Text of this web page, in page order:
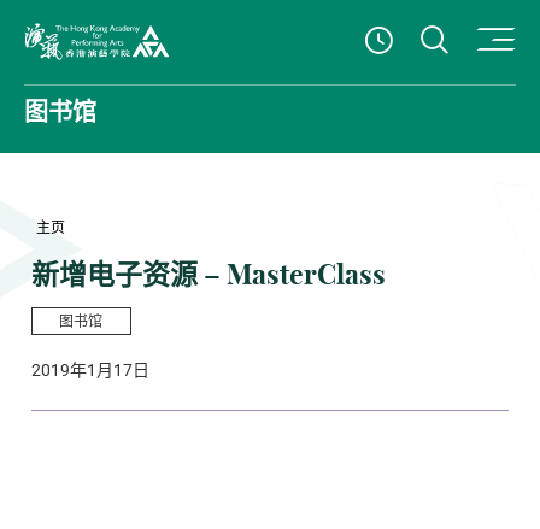
查看開放時
打开
图书馆
主页
新增电子资源 – MasterClass
图书馆
2019年1月17日